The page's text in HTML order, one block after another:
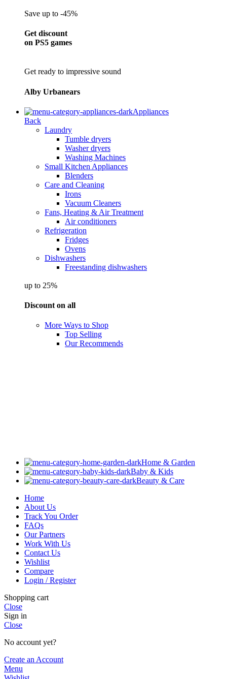
Save up to -45%
Get discount
on PS5 games
Get ready to impressive sound
Alby Urbanears
Appliances
Back
Laundry
Tumble dryers
Washer dryers
Washing Machines
Small Kitchen Appliances
Blenders
Care and Cleaning
Irons
Vacuum Cleaners
Fans, Heating & Air Treatment
Air conditioners
Refrigeration
Fridges
Ovens
Dishwashers
Freestanding dishwashers
up to 25%
Discount on all
More Ways to Shop
Top Selling
Our Recommends
Home & Garden
Baby & Kids
Beauty & Care
Home
About Us
Track You Order
FAQs
Our Partners
Work With Us
Contact Us
Wishlist
Compare
Login / Register
Shopping cart
Close
Sign in
Close
No account yet?
Create an Account
Menu